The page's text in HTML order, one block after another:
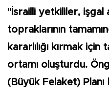
"İsrailli yetkililer, işgal
topraklarının
kararlılığı kırmak
ortamı oluşturdu.
(Büyük Felaket) Planı